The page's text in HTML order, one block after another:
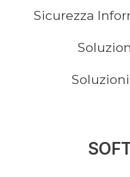
Sicurezza